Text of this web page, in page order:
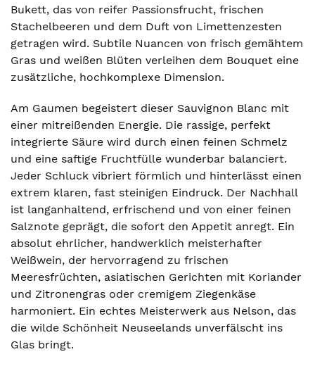
Bukett, das von reifer Passionsfrucht, frischen
Stachelbeeren und dem Duft von Limettenzesten
getragen wird. Subtile Nuancen von frisch gemähtem
Gras und weißen Blüten verleihen dem Bouquet eine
zusätzliche, hochkomplexe Dimension.
Am Gaumen begeistert dieser Sauvignon Blanc mit
einer mitreißenden Energie. Die rassige, perfekt
integrierte Säure wird durch einen feinen Schmelz
und eine saftige Fruchtfülle wunderbar balanciert.
Jeder Schluck vibriert förmlich und hinterlässt einen
extrem klaren, fast steinigen Eindruck. Der Nachhall
ist langanhaltend, erfrischend und von einer feinen
Salznote geprägt, die sofort den Appetit anregt. Ein
absolut ehrlicher, handwerklich meisterhafter
Weißwein, der hervorragend zu frischen
Meeresfrüchten, asiatischen Gerichten mit Koriander
und Zitronengras oder cremigem Ziegenkäse
harmoniert. Ein echtes Meisterwerk aus Nelson, das
die wilde Schönheit Neuseelands unverfälscht ins
Glas bringt.